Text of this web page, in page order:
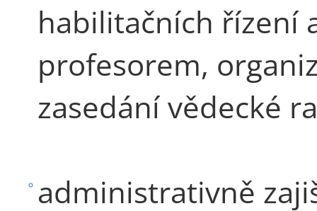
habilitačních řízení
profesorem,
zasedání vědecké
administrativně